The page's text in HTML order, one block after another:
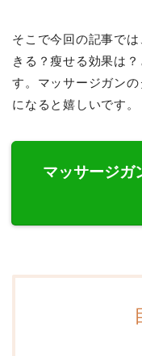
そこで今回の記事で
きる？瘦せる効果は
す。マッサージガン
になると嬉しいです。
マッサージガ